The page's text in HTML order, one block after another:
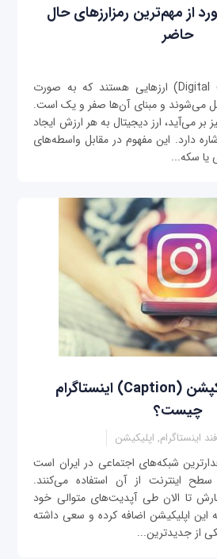
از مهم‌ترین رمزارزهای حال
حاضر
ارز دیجیتال (Digital currency) ارزهایی هستند که به صورت
می‌شوند و مبنای آن‌ها صفر و یک است.
بر می‌آید، ارز دیجیتال به هر ارزش ایجاد
دارد. این مفهوم در مقابل واسطه‌های
یا سکه...
ترفند: قابلیت کپشن (Caption) اینستاگرام
چیست؟
اینستاگرام, اپلیکیشن
شبکه‌های اجتماعی در ایران است
سطح اینترنت از آن استفاده می‌کنند.
تا الان طی آپدیت‌های متوالی خود
این اپلیکیشن اضافه کرده و سعی داشته
از جدیدترین...